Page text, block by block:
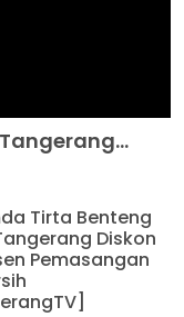
Tirta Benteng
Diskon
Pemasangan